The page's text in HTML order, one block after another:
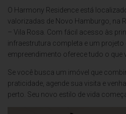
O Harmony Residence está
valorizadas de Novo Hamburgo, na
– Vila Rosa. Com fácil acesso às
infraestrutura completa e um projeto
empreendimento oferece tudo o que
Se você busca um imóvel que
praticidade, agende sua visita e
perto. Seu novo estilo de vida